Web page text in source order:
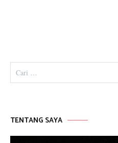
untuk:
TENTANG SAYA